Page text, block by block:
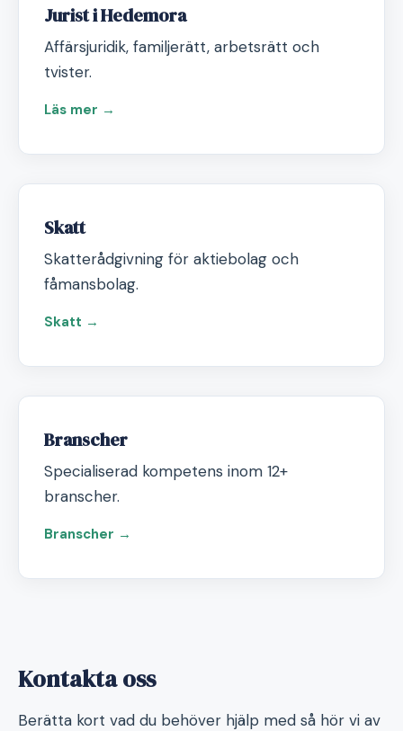
Jurist i Hedemora
Affärsjuridik, familjerätt, arbetsrätt och
tvister.
Läs mer →
Skatt
Skatterådgivning för aktiebolag och
fåmansbolag.
Skatt →
Branscher
Specialiserad kompetens inom 12+
branscher.
Branscher →
Kontakta oss
Berätta kort vad du behöver hjälp med så hör vi av